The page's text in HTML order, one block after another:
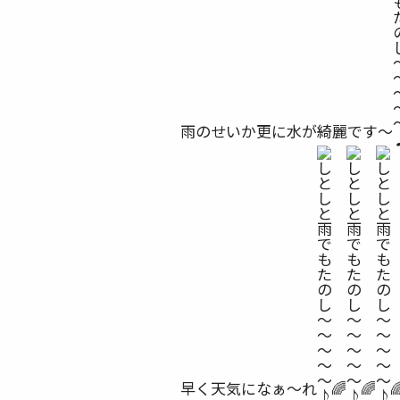
雨のせいか更に水が綺麗です〜
早く天気になぁ〜れ 🌈 🌈